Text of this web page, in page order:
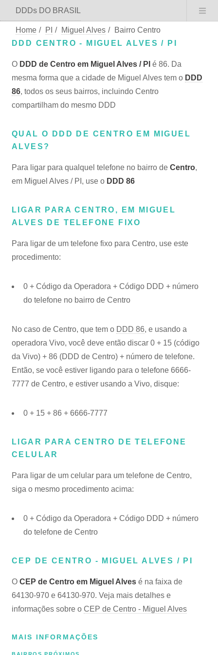
DDDs DO BRASIL
Home / PI / Miguel Alves /
Bairro Centro
DDD CENTRO - MIGUEL ALVES / PI
O DDD de Centro em Miguel Alves / PI é 86. Da
mesma forma que a cidade de Miguel Alves tem o DDD
86, todos os seus bairros, incluindo Centro
compartilham do mesmo DDD
QUAL O DDD DE CENTRO EM MIGUEL
ALVES?
Para ligar para qualquel telefone no bairro de Centro,
em Miguel Alves / PI, use o DDD 86
LIGAR PARA CENTRO, EM MIGUEL
ALVES DE TELEFONE FIXO
Para ligar de um telefone fixo para Centro, use este
procedimento:
0 + Código da Operadora + Código DDD + número
do telefone no bairro de Centro
No caso de Centro, que tem o DDD 86, e usando a
operadora Vivo, você deve então discar 0 + 15 (código
da Vivo) + 86 (DDD de Centro) + número de telefone.
Então, se você estiver ligando para o telefone 6666-
7777 de Centro, e estiver usando a Vivo, disque:
0 + 15 + 86 + 6666-7777
LIGAR PARA CENTRO DE TELEFONE
CELULAR
Para ligar de um celular para um telefone de Centro,
siga o mesmo procedimento acima:
0 + Código da Operadora + Código DDD + número
do telefone de Centro
CEP DE CENTRO - MIGUEL ALVES / PI
O CEP de Centro em Miguel Alves é na faixa de
64130-970 e 64130-970. Veja mais detalhes e
informações sobre o CEP de Centro - Miguel Alves
MAIS INFORMAÇÕES